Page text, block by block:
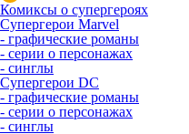
Комиксы о супергероях
Супергерои Marvel
- графические романы
- серии о персонажах
- синглы
Супергерои DC
- графические романы
- серии о персонажах
- синглы